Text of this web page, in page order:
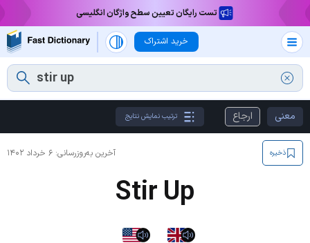
تست رایگان تعیین سطح واژگان انگلیسی
خرید اشتراک
معنی ارجاع ترتیب نمایش نتایج
آخرین به‌روزرسانی: ۶ خرداد ۱۴۰۲ ذخیره
Stir Up